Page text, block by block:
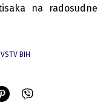
na radosudne
VSTV BIH